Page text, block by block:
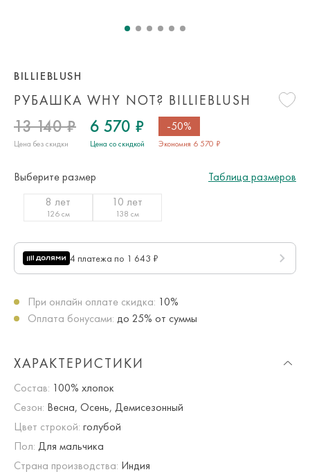
РУБАШКА WHY NOT? BILLIEBLUSH
BILLIEBLUSH
13 140 ₽
Цена без скидки
6 570 ₽
Цена со скидкой
-50%
Экономия 6 570 ₽
Выберите размер
Таблица размеров
8 лет
126 см
10 лет
138 см
4 платежа по 1 643 ₽
При онлайн оплате скидка: 10%
Оплата бонусами: до 25% от суммы
ХАРАКТЕРИСТИКИ
Состав: 100% хлопок
Сезон: Весна, Осень, Демисезонный
Цвет строкой: голубой
Пол: Для мальчика
Страна производства: Индия